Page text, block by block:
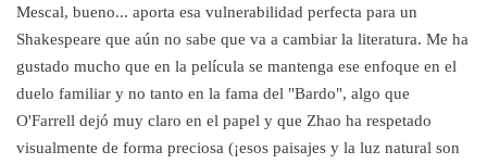
Mescal, bueno... aporta esa vulnerabilidad perfecta para un
Shakespeare que aún no sabe que va a cambiar la literatura. Me ha
gustado mucho que en la película se mantenga ese enfoque en el
duelo familiar y no tanto en la fama del "Bardo", algo que
O'Farrell dejó muy claro en el papel y que Zhao ha respetado
visualmente de forma preciosa (¡esos paisajes y la luz natural son